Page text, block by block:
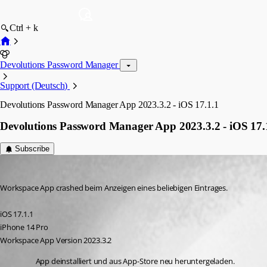
Ctrl + k
Devolutions Password Manager
Support (Deutsch)
Devolutions Password Manager App 2023.3.2 - iOS 17.1.1
Devolutions Password Manager App 2023.3.2 - iOS
Subscribe
Workspace App crashed beim Anzeigen eines beliebigen Eintrages.
iOS 17.1.1
iPhone 14 Pro
Workspace App Version 2023.3.2
App deinstalliert und aus App-Store neu heruntergeladen.